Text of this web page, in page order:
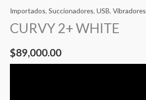
Importados, Succionadores, USB, Vibradores
CURVY 2+ WHITE
$89,000.00